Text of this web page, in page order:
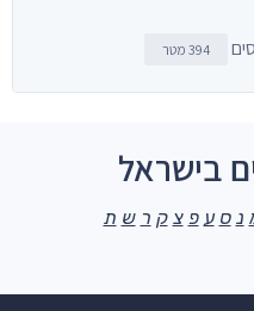
394 מטר
בישראל
נ ס ע פ צ ק ר ש ת